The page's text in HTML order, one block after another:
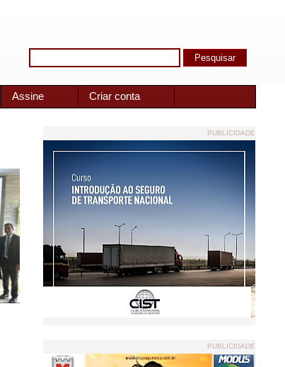
Assine Criar conta
PUBLICIDADE
PUBLICIDADE